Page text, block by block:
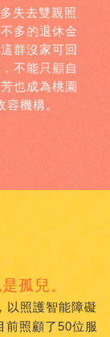
失去雙親照
多的退休金
群沒家可回
不能只顧自
也成為桃園
機構。
孤兒。
以照護智能障礙
前照顧了50位服